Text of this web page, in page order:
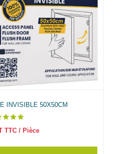
INVISIBLE 50X50CM
TTC/ Pièce